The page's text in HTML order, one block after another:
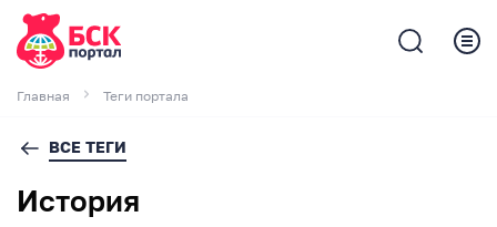
Главная Теги портала
ВСЕ ТЕГИ
История